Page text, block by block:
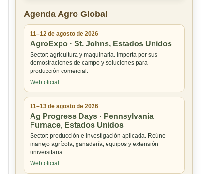
Agenda Agro Global
11–12 de agosto de 2026
AgroExpo · St. Johns, Estados Unidos
Sector: agricultura y maquinaria. Importa por sus
demostraciones de campo y soluciones para
producción comercial.
Web oficial
11–13 de agosto de 2026
Ag Progress Days · Pennsylvania
Furnace, Estados Unidos
Sector: producción e investigación aplicada. Reúne
manejo agrícola, ganadería, equipos y extensión
universitaria.
Web oficial